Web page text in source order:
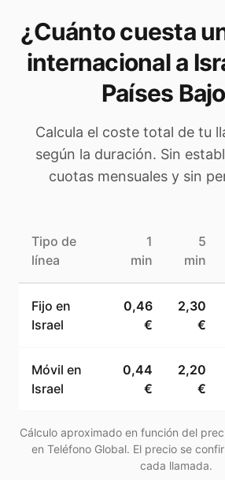
¿Cuánto cuesta
internacional a
Países
Calcula el coste total de tu
según la duración. Sin
cuotas mensuales y sin
Tipo de
línea
1
min
5
min
Fijo en
Israel
0,46
€
2,30
€
Móvil en
Israel
0,44
€
2,20
€
Cálculo aproximado en función del
en Teléfono Global. El precio se
cada llamada.